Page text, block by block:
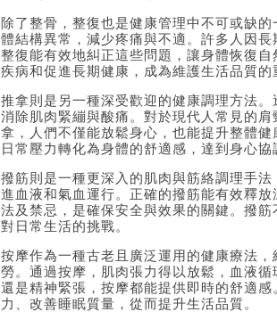
除了整骨，整復也是健康管理中不可或缺
體結構異常，減少疼痛與不適。許多人因
整復能有效地糾正這些問題，讓身體恢復
疾病和促進長期健康，成為維護生活品質的
推拿則是另一種深受歡迎的健康調理方法
消除肌肉緊繃與酸痛。對於現代人常見的
拿 ，人們不僅能放鬆身心，也能提升整體
日常壓力轉化為身體的舒適感，達到身心協
撥筋則是一種更深入的肌肉與筋絡調理手
進血液和氣血運行。正確的撥筋能有效釋
法及禁忌，是確保安全與效果的關鍵。撥
對日常生活的挑戰。
按摩作為一種古老且廣泛運用的健康療法
勞。通過按摩 ，肌肉張力得以放鬆，血液
還是精神緊張，按摩都能提供即時的舒適
力、改善睡眠質量，從而提升生活品質。